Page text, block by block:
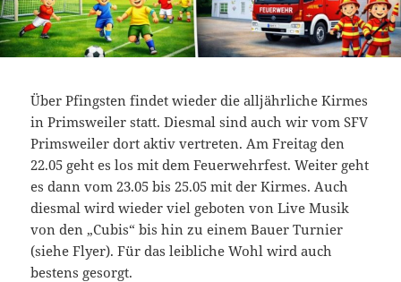
Über Pfingsten findet wieder die alljährliche Kirmes
in Primsweiler statt. Diesmal sind auch wir vom SFV
Primsweiler dort aktiv vertreten. Am Freitag den
22.05 geht es los mit dem Feuerwehrfest. Weiter geht
es dann vom 23.05 bis 25.05 mit der Kirmes. Auch
diesmal wird wieder viel geboten von Live Musik
von den „Cubis“ bis hin zu einem Bauer Turnier
(siehe Flyer). Für das leibliche Wohl wird auch
bestens gesorgt.